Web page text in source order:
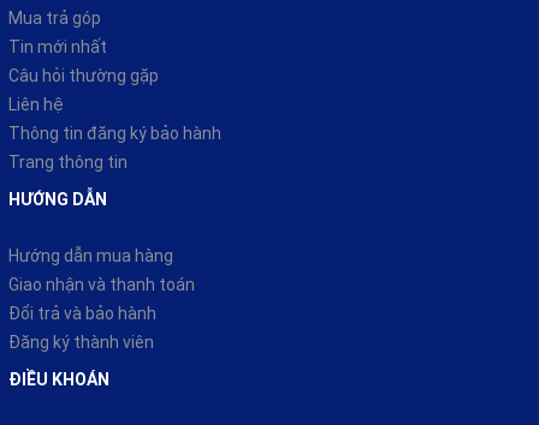
Mua trả góp
Tin mới nhất
Câu hỏi thường gặp
Liên hệ
Thông tin đăng ký bảo hành
Trang thông tin
HƯỚNG DẪN
Hướng dẫn mua hàng
Giao nhận và thanh toán
Đổi trả và bảo hành
Đăng ký thành viên
ĐIỀU KHOÁN